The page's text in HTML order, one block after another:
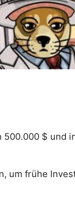
500.000 $ und
um frühe